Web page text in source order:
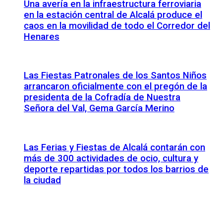
Una avería en la infraestructura ferroviaria
en la estación central de Alcalá produce el
caos en la movilidad de todo el Corredor del
Henares
Las Fiestas Patronales de los Santos Niños
arrancaron oficialmente con el pregón de la
presidenta de la Cofradía de Nuestra
Señora del Val, Gema García Merino
Las Ferias y Fiestas de Alcalá contarán con
más de 300 actividades de ocio, cultura y
deporte repartidas por todos los barrios de
la ciudad